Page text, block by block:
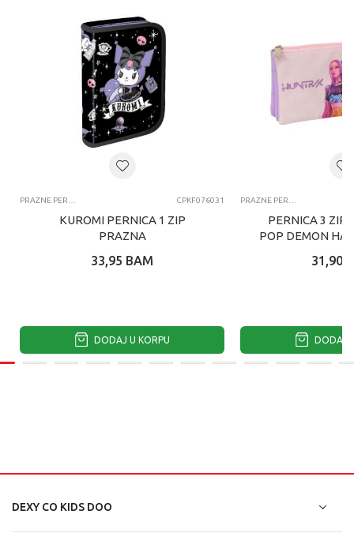
PRAZNE PERNICE CPKF076031
KUROMI PERNICA 1 ZIP
PRAZNA
33,95 BAM
DODAJ U KORPU
PRAZNE PERNICE
PERNICA 3
POP DEMON
31,90
DODAJ
DEXY CO KIDS DOO